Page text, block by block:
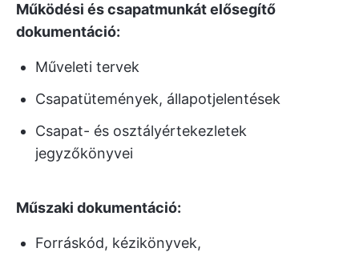
Működési és csapatmunkát elősegítő
dokumentáció:
Műveleti tervek
Csapatütemények, állapotjelentések
Csapat- és osztályértekezletek
jegyzőkönyvei
Műszaki dokumentáció:
Forráskód, kézikönyvek,